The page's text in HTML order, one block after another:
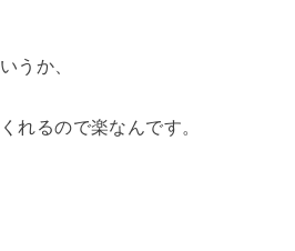
うか、
れるので楽なんです。